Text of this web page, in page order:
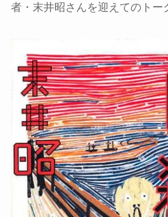
者・末井昭さんを迎えてのトー